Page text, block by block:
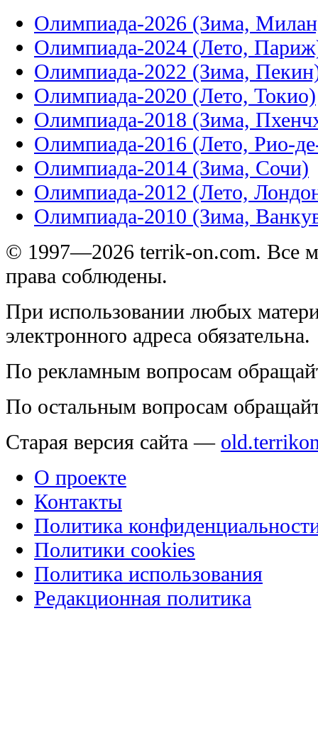
Олимпиада-2026 (Зима,
Олимпиада-2024 (Лето,
Олимпиада-2022 (Зима,
Олимпиада-2020 (Лето, Токио)
Олимпиада-2018 (Зима,
Олимпиада-2016 (Лето, Рио-
Олимпиада-2014 (Зима, Сочи)
Олимпиада-2012 (Лето,
Олимпиада-2010 (Зима,
© 1997—2026 terrik-on.com. Все
права соблюдены.
При использовании любых
электронного адреса обязательна.
По рекламным вопросам
По остальным вопросам
Старая версия сайта —
О проекте
Контакты
Политика
Политики cookies
Политика использования
Редакционная политика